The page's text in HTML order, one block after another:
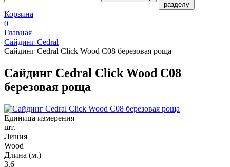
разделу
Корзина
0
Главная
Сайдинг Cedral
Сайдинг Cedral Click Wood C08 березовая роща
Сайдинг Cedral Click Wood C08
березовая роща
Единица измерения
шт.
Линия
Wood
Длина (м.)
3.6